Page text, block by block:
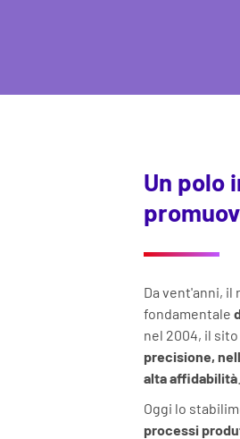
Un polo
Da vent'anni,
fondamentale
nel 2004, il
precisione,
alta affidabilità
Oggi lo
processi